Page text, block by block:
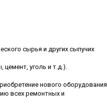
сырья и других сыпучих
уголь и т.д.).
нового оборудования.
всех ремонтных и